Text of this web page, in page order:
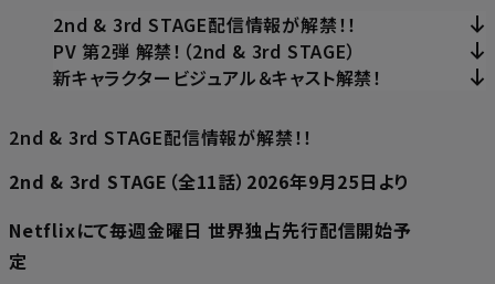
2nd & 3rd STAGE配信情報が解禁！！
PV 第2弾 解禁！（2nd & 3rd STAGE）
新キャラクタービジュアル＆キャスト解禁！
2nd & 3rd STAGE配信情報が解禁！！
2nd & 3rd STAGE（全11話）2026年9月25日より
Netflixにて毎週金曜日 世界独占先行配信開始予
定